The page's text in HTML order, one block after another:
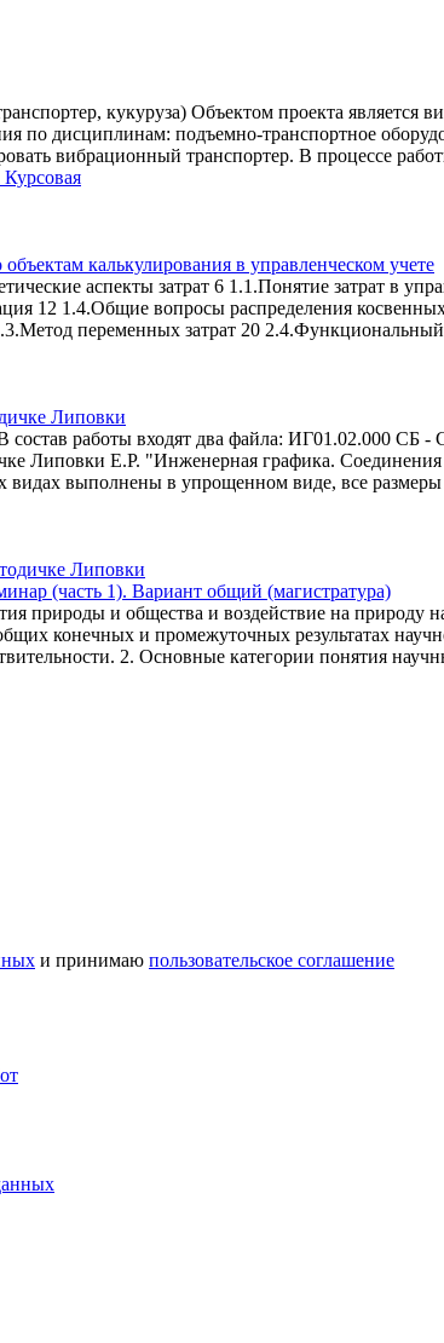
кукуруза) Объектом проекта является
по дисциплинам: подъемно-транспортное
вибрационный транспортер. В процессе
Курсовая
калькулирования в управленческом учете
аспекты затрат 6 1.1.Понятие затрат в
12 1.4.Общие вопросы распределения
переменных затрат 20
Липовки
работы входят два файла: ИГ01.02.000
Липовки Е.Р. "Инженерная графика.
выполнены в упрощенном виде, все
(часть 1). Вариант общий (магистратура)
природы и общества и воздействие на природу
конечных и промежуточных результатах
2. Основные категории понятия
и принимаю пользовательское соглашение